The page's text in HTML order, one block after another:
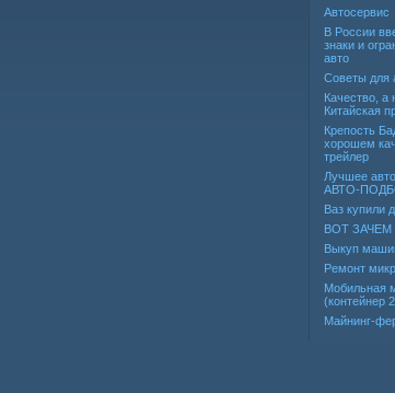
Автосервис
В России
знаки и
авто
Советы для
Качество, а
Китайская
Крепость
хорошем
трейлер
Лучшее
АВТО-
Ваз купили
ВОТ ЗАЧЕМ
Выкуп
Ремонт
Мобильная
(контейнер
Майнинг-